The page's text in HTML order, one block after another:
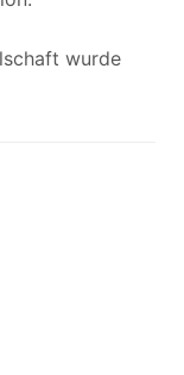
wurde